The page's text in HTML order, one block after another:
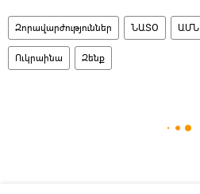
Զորավարժություններ ՆԱՏՕ ԱՄՆ
Ուկրաինա Զենք